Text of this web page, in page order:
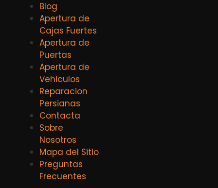
Blog
Apertura de
Cajas Fuertes
Apertura de
Puertas
Apertura de
Vehiculos
Reparacion
Persianas
Contacta
Sobre
Nosotros
Mapa del Sitio
Preguntas
Frecuentes